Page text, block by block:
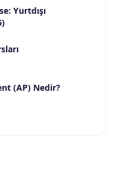
Yurtdışı
(AP) Nedir?